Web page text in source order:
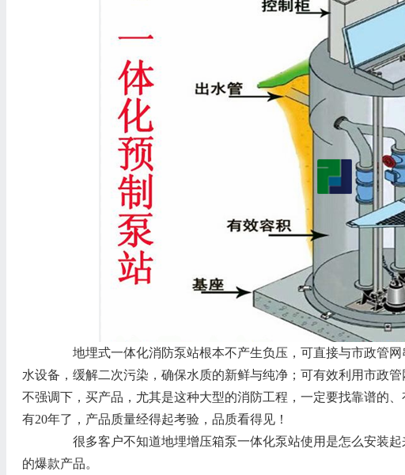
地埋式一体化消防泵站根本不产生负压，可直接与市政管网
水设备，缓解二次污染，确保水质的新鲜与纯净；可有效利用市政
不强调下，买产品，尤其是这种大型的消防工程，一定要找靠谱的
有20年了，产品质量经得起考验，品质看得见！
很多客户不知道地埋增压箱泵一体化泵站使用是怎么安装起
的爆款产品。